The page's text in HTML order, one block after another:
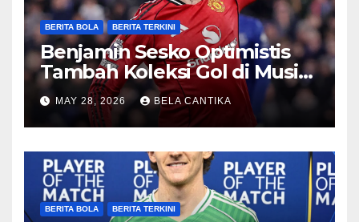
BERITA BOLA BERITA TERKINI
Benjamin Sesko Optimistis
Tambah Koleksi Gol di Musim
2026/27
MAY 28, 2026 BELA CANTIKA
BERITA BOLA BERITA TERKINI